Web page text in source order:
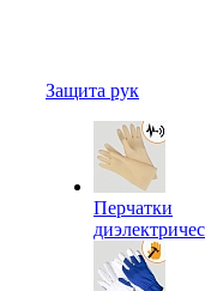
Защита рук
Перчатки